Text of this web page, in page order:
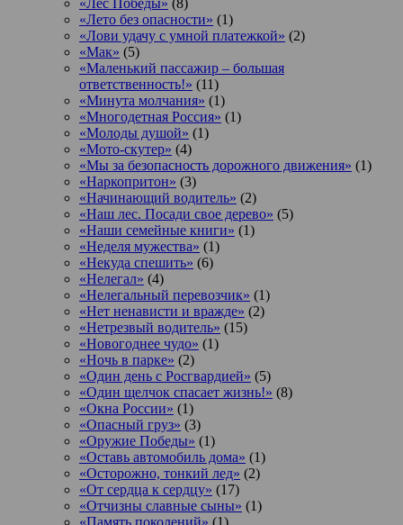
«Лето без опасности» (1)
«Лови удачу с умной платежкой» (2)
«Мак» (5)
«Маленький пассажир – большая
ответственность!» (11)
«Минута молчания» (1)
«Многодетная Россия» (1)
«Молоды душой» (1)
«Мото-скутер» (4)
«Мы за безопасность дорожного движения» (1)
«Наркопритон» (3)
«Начинающий водитель» (2)
«Наш лес. Посади свое дерево» (5)
«Наши семейные книги» (1)
«Неделя мужества» (1)
«Некуда спешить» (6)
«Нелегал» (4)
«Нелегальный перевозчик» (1)
«Нет ненависти и вражде» (2)
«Нетрезвый водитель» (15)
«Новогоднее чудо» (1)
«Ночь в парке» (2)
«Один день с Росгвардией» (5)
«Один щелчок спасает жизнь!» (8)
«Окна России» (1)
«Опасный груз» (3)
«Оружие Победы» (1)
«Оставь автомобиль дома» (1)
«Осторожно, тонкий лед» (2)
«От сердца к сердцу» (17)
«Отчизны славные сыны» (1)
«Память поколений» (1)